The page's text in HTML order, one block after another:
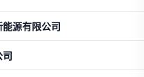
源有限公司